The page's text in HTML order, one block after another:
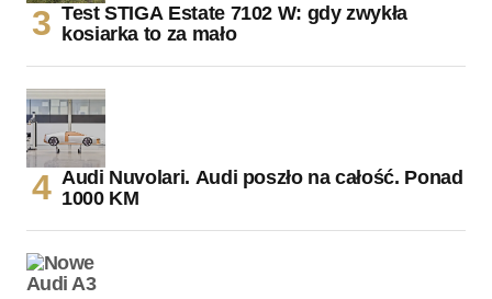
Test STIGA Estate 7102 W: gdy zwykła
kosiarka to za mało
Audi Nuvolari. Audi poszło na całość. Ponad
1000 KM